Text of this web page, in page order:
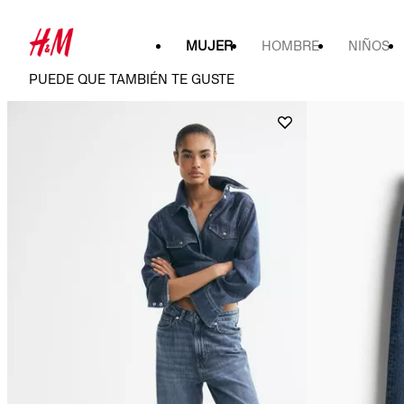
MUJER HOMBRE NIÑOS
PUEDE QUE TAMBIÉN TE GUSTE